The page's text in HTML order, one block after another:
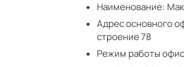
Наименование:
Адрес основного
строение 78
Режим работы